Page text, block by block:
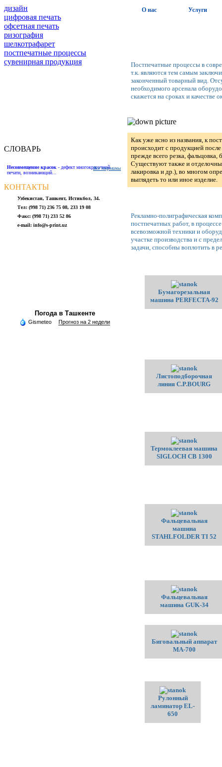
дизайн
цифровая печать
офсетная печать
ризография
шелкотрафарет
постпечатные процессы
cувенирная продукция
СЛОВАРЬ
Несовмещение красок - дефект многокрасочной
печати, возникающий...
Все термины
КОНТАКТЫ
Узбекистан, Ташкент, Истикбол, 34.
Тел: (998 71) 236 75 08, 233 19 08
Факс: (998 71) 233 52 86
e-mail: info@s-print.uz
Погода в Ташкенте
Gismeteo Прогноз на 2 недели
О нас Услуги
Постпечатные процессы в
т.к. являются тем самым
законченный товарный вид.
необходимого арсенала
скажется на сроках и качестве
Как уже ясно из названия, к
происходит с продукцией
прежде всего резка,
Существуют также и
лакировка и др.), во многом
выглядеть то или иное изделие.
Рекламно-полиграфическая
постпечатных работ, в
всевозможной техники и
участке производства и с
задачи, способны воплотить в
Бумагорезальная
машина PERFECTA-92
Листоподборочная
линия C.P.BOURG
Термоклеевая машина
SIGLOCH CB 1300
Фальцевальная
машина
STAHLFOLDER TI 52
Фальцевальная
машина GUK-34
Биговальный аппарат
МА-700
Рулонный
ламинатор EL-
650